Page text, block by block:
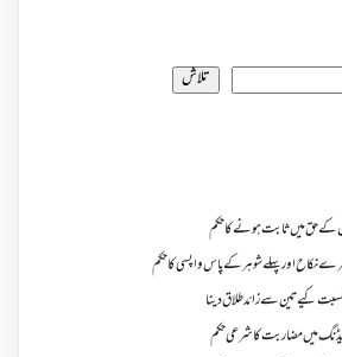
تلاش
حق میں ثابت ہونے کا حکم
نکاح اور پہلے شوہر کے پاس واپسی کا حکم
کیے تین سے زائد طلاق دینا
میں مضاربت کا شرعی حکم